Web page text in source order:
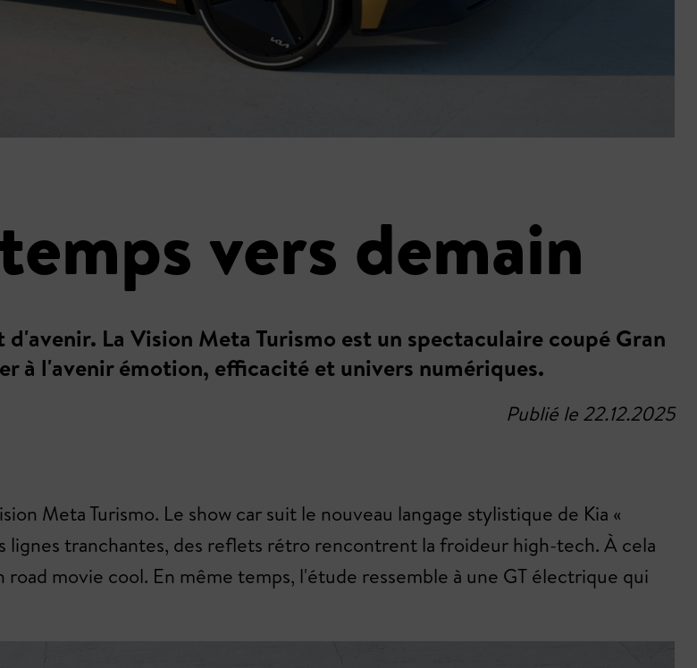
vers demain
La Vision Meta Turismo est un spectaculaire coupé Gran
à l'avenir émotion, efficacité et univers numériques.
Publié le 22.12.2025
Meta Turismo. Le show car suit le nouveau langage stylistique de Kia «
tranchantes, des reflets rétro rencontrent la froideur high-tech. À cela
movie cool. En même temps, l'étude ressemble à une GT électrique qui